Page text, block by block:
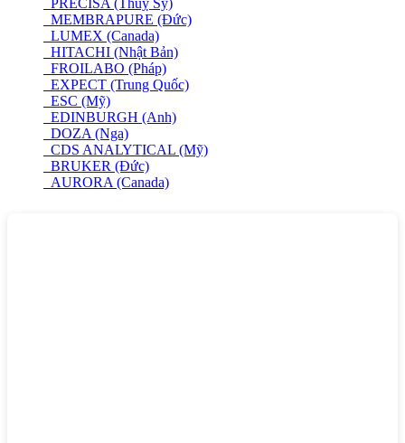
MEMBRAPURE (Đức)
LUMEX (Canada)
HITACHI (Nhật Bản)
FROILABO (Pháp)
EXPECT (Trung Quốc)
ESC (Mỹ)
EDINBURGH (Anh)
DOZA (Nga)
CDS ANALYTICAL (Mỹ)
BRUKER (Đức)
AURORA (Canada)